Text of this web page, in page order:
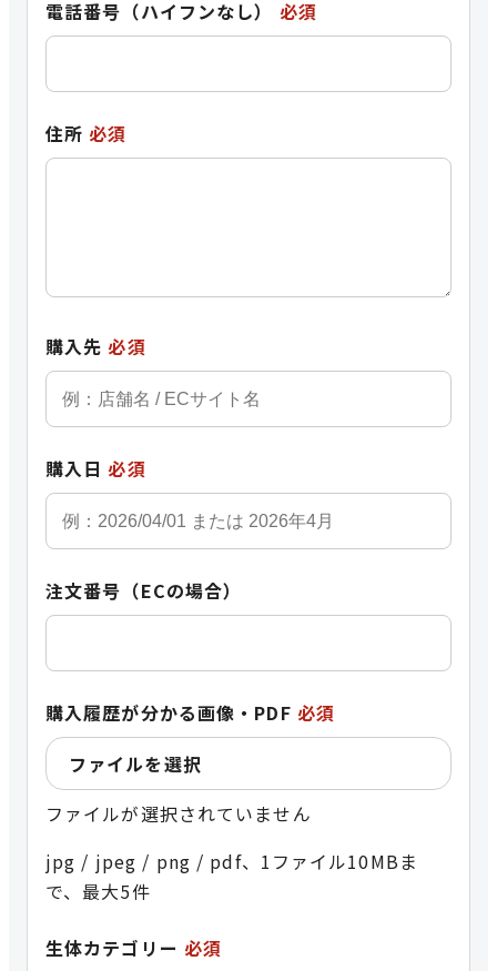
電話番号（ハイフンなし） 必須
住所必須
購入先必須
購入日必須
注文番号（ECの場合）
購入履歴が分かる画像・PDF 必須
ファイルを選択
ファイルが選択されていません
jpg / jpeg / png / pdf、1ファイル10MBま
で、最大5件
生体カテゴリー 必須